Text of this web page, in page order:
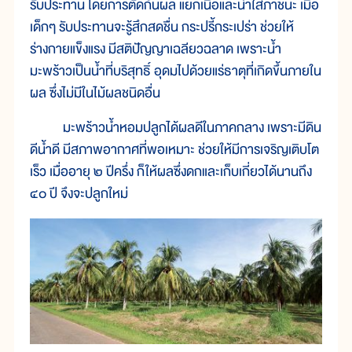
รับประทาน โดยการตัดก้นผล แยกเนื้อและน้ำใส่ภาชนะ เมื่อ
เด็กๆ รับประทานจะรู้สึกสดชื่น กระปรี้กระเปร่า ช่วยให้
ร่างกายแข็งแรง มีสติปัญญาเฉลียวฉลาด เพราะน้ำ
มะพร้าวเป็นน้ำที่บริสุทธิ์ อุดมไปด้วยแร่ธาตุที่เกิดขึ้นภายใน
ผล ซึ่งไม่มีในไม้ผลชนิดอื่น
มะพร้าวน้ำหอมปลูกได้ผลดีในภาคกลาง เพราะมีดิน
ดีน้ำดี มีสภาพอากาศที่พอเหมาะ ช่วยให้มีการเจริญเติบโต
เร็ว เมื่ออายุ ๒ ปีครึ่ง ก็ให้ผลซึ่งดกและเก็บเกี่ยวได้นานถึง
๔๐ ปี จึงจะปลูกใหม่